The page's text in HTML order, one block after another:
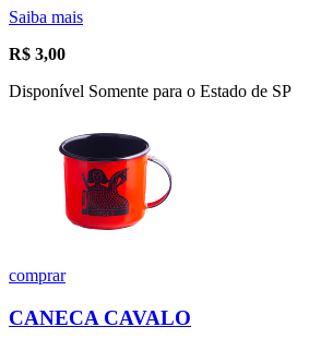
Saiba mais
R$ 3,00
Disponível Somente para o Estado de SP
comprar
CANECA CAVALO